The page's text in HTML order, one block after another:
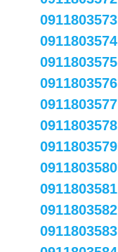
0911803573
0911803574
0911803575
0911803576
0911803577
0911803578
0911803579
0911803580
0911803581
0911803582
0911803583